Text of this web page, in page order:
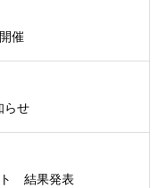
催
らせ
結果発表